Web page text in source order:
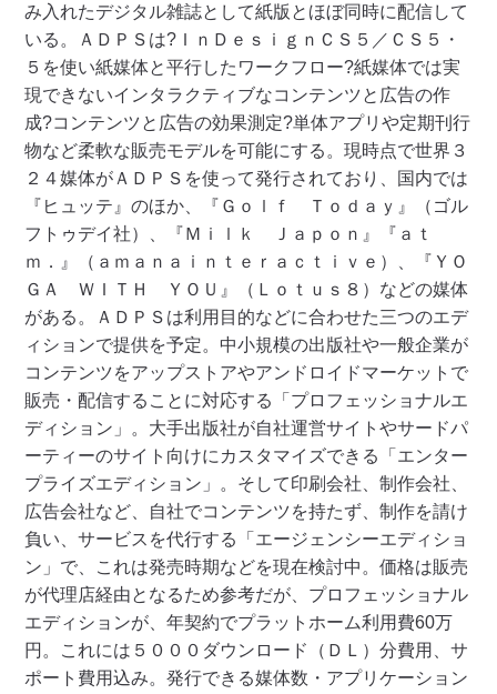
み入れたデジタル雑誌として紙版とほぼ同時に配信して
いる。 ＡＤＰＳは?ＩｎＤｅｓｉｇｎＣＳ５／ＣＳ５・
５を使い紙媒体と平行したワークフロー?紙媒体では実
現できないインタラクティブなコンテンツと広告の作
成?コンテンツと広告の効果測定?単体アプリや定期刊行
物など柔軟な販売モデルを可能にする。 現時点で世界３
２４媒体がＡＤＰＳを使って発行されており、国内では
『ヒュッテ』のほか、『Ｇｏｌｆ Ｔｏｄａｙ』（ゴル
フトゥデイ社）、『Ｍｉｌｋ Ｊａｐｏｎ』『ａｔ
ｍ．』（ａｍａｎａｉｎｔｅｒａｃｔｉｖｅ）、『ＹＯ
ＧＡ ＷＩＴＨ ＹＯＵ』（Ｌｏｔｕｓ８）などの媒体
がある。 ＡＤＰＳは利用目的などに合わせた三つのエデ
ィションで提供を予定。中小規模の出版社や一般企業が
コンテンツをアップストアやアンドロイドマーケットで
販売・配信することに対応する「プロフェッショナルエ
ディション」。大手出版社が自社運営サイトやサードパ
ーティーのサイト向けにカスタマイズできる「エンター
プライズエディション」。 そして印刷会社、制作会社、
広告会社など、自社でコンテンツを持たず、制作を請け
負い、サービスを代行する「エージェンシーエディショ
ン」で、これは発売時期などを現在検討中。 価格は販売
が代理店経由となるため参考だが、プロフェッショナル
エディションが、年契約でプラットホーム利用費60万
円。これには５０００ダウンロード（ＤＬ）分費用、サ
ポート費用込み。発行できる媒体数・アプリケーション